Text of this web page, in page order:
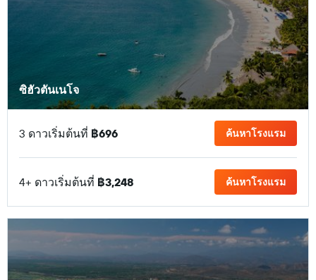
ซิฮัวตันเนโจ
3 ดาวเริ่มต้นที่ ฿696 ค้นหาโรงแรม
4+ ดาวเริ่มต้นที่ ฿3,248 ค้นหาโรงแรม